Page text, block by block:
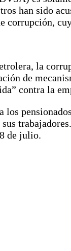
han sido
corrupción,
la
de
contra la
de julio.